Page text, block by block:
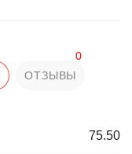
ОТЗЫВЫ
0
75.50